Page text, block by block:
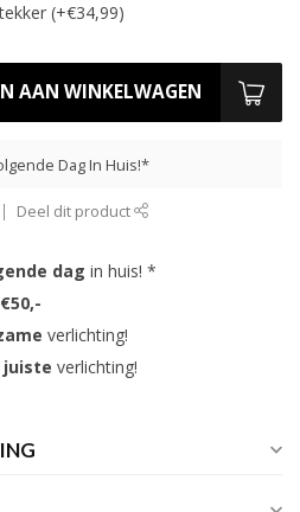
(+€34,99)
AAN WINKELWAGEN
Dag In Huis!*
Deel dit product
dag in huis! *
€50,-
verlichting!
juiste verlichting!